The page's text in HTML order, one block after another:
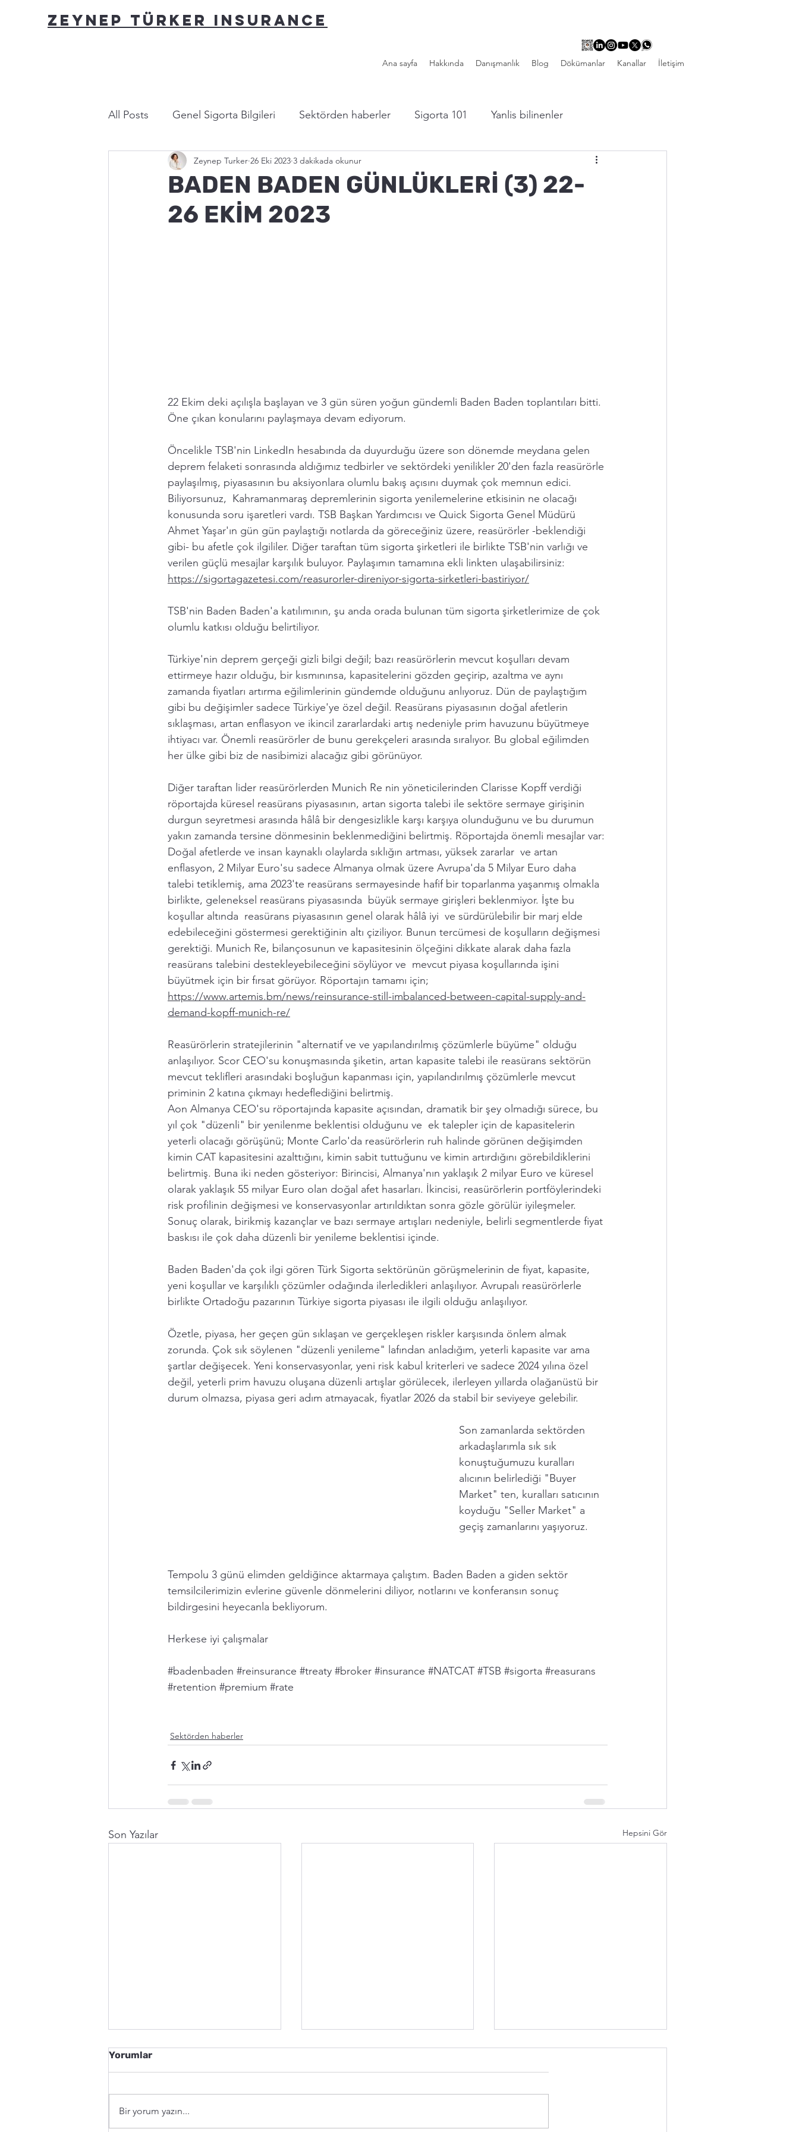
ZEYNEP TÜRKER INSURANCE
Ana sayfa Hakkında Danışmanlık Blog Dökümanlar Kanallar İletişim
All Posts Genel Sigorta Bilgileri Sektörden haberler Sigorta 101 Yanlis bilinenler
Yasa ve Mevzuat Bu nasıl sigorta? Yazardan...
BADEN BADEN GÜNLÜKLERİ (3) 22-
26 EKİM 2023
Zeynep Turker 26 Eki 2023 3 dakikada okunur
22 Ekim deki açılışla başlayan ve 3 gün süren yoğun gündemli Baden Baden toplantıları bitti.
Öne çıkan konularını paylaşmaya devam ediyorum.
Öncelikle TSB'nin LinkedIn hesabında da duyurduğu üzere son dönemde meydana gelen
deprem felaketi sonrasında aldığımız tedbirler ve sektördeki yenilikler 20'den fazla reasürörle
paylaşılmış, piyasasının bu aksiyonlara olumlu bakış açısını duymak çok memnun edici.
Biliyorsunuz,  Kahramanmaraş depremlerinin sigorta yenilemelerine etkisinin ne olacağı
konusunda soru işaretleri vardı. TSB Başkan Yardımcısı ve Quick Sigorta Genel Müdürü
Ahmet Yaşar'ın gün gün paylaştığı notlarda da göreceğiniz üzere, reasürörler -beklendiği
gibi- bu afetle çok ilgililer. Diğer taraftan tüm sigorta şirketleri ile birlikte TSB'nin varlığı ve
verilen güçlü mesajlar karşılık buluyor. Paylaşımın tamamına ekli linkten ulaşabilirsiniz:
https://sigortagazetesi.com/reasurorler-direniyor-sigorta-sirketleri-bastiriyor/
TSB'nin Baden Baden'a katılımının, şu anda orada bulunan tüm sigorta şirketlerimize de çok
olumlu katkısı olduğu belirtiliyor.
Türkiye'nin deprem gerçeği gizli bilgi değil; bazı reasürörlerin mevcut koşulları devam
ettirmeye hazır olduğu, bir kısmınınsa, kapasitelerini gözden geçirip, azaltma ve aynı
zamanda fiyatları artırma eğilimlerinin gündemde olduğunu anlıyoruz. Dün de paylaştığım
gibi bu değişimler sadece Türkiye'ye özel değil. Reasürans piyasasının doğal afetlerin
sıklaşması, artan enflasyon ve ikincil zararlardaki artış nedeniyle prim havuzunu büyütmeye
ihtiyacı var. Önemli reasürörler de bunu gerekçeleri arasında sıralıyor. Bu global eğilimden
her ülke gibi biz de nasibimizi alacağız gibi görünüyor.
Diğer taraftan lider reasürörlerden Munich Re nin yöneticilerinden Clarisse Kopff verdiği
röportajda küresel reasürans piyasasının, artan sigorta talebi ile sektöre sermaye girişinin
durgun seyretmesi arasında hâlâ bir dengesizlikle karşı karşıya olunduğunu ve bu durumun
yakın zamanda tersine dönmesinin beklenmediğini belirtmiş. Röportajda önemli mesajlar var:
Doğal afetlerde ve insan kaynaklı olaylarda sıklığın artması, yüksek zararlar  ve artan
enflasyon, 2 Milyar Euro'su sadece Almanya olmak üzere Avrupa'da 5 Milyar Euro daha
talebi tetiklemiş, ama 2023'te reasürans sermayesinde hafif bir toparlanma yaşanmış olmakla
birlikte, geleneksel reasürans piyasasında  büyük sermaye girişleri beklenmiyor. İşte bu
koşullar altında  reasürans piyasasının genel olarak hâlâ iyi  ve sürdürülebilir bir marj elde
edebileceğini göstermesi gerektiğinin altı çiziliyor. Bunun tercümesi de koşulların değişmesi
gerektiği. Munich Re, bilançosunun ve kapasitesinin ölçeğini dikkate alarak daha fazla
reasürans talebini destekleyebileceğini söylüyor ve  mevcut piyasa koşullarında işini
büyütmek için bir fırsat görüyor. Röportajın tamamı için;
https://www.artemis.bm/news/reinsurance-still-imbalanced-between-capital-supply-and-
demand-kopff-munich-re/
Reasürörlerin stratejilerinin "alternatif ve ve yapılandırılmış çözümlerle büyüme" olduğu
anlaşılıyor. Scor CEO'su konuşmasında şiketin, artan kapasite talebi ile reasürans sektörün
mevcut teklifleri arasındaki boşluğun kapanması için, yapılandırılmış çözümlerle mevcut
priminin 2 katına çıkmayı hedeflediğini belirtmiş.
Aon Almanya CEO'su röportajında kapasite açısından, dramatik bir şey olmadığı sürece, bu
yıl çok "düzenli" bir yenilenme beklentisi olduğunu ve  ek talepler için de kapasitelerin
yeterli olacağı görüşünü; Monte Carlo'da reasürörlerin ruh halinde görünen değişimden
kimin CAT kapasitesini azalttığını, kimin sabit tuttuğunu ve kimin artırdığını görebildiklerini
belirtmiş. Buna iki neden gösteriyor: Birincisi, Almanya'nın yaklaşık 2 milyar Euro ve küresel
olarak yaklaşık 55 milyar Euro olan doğal afet hasarları. İkincisi, reasürörlerin portföylerindeki
risk profilinin değişmesi ve konservasyonlar artırıldıktan sonra gözle görülür iyileşmeler.
Sonuç olarak, birikmiş kazançlar ve bazı sermaye artışları nedeniyle, belirli segmentlerde fiyat
baskısı ile çok daha düzenli bir yenileme beklentisi içinde.
Baden Baden'da çok ilgi gören Türk Sigorta sektörünün görüşmelerinin de fiyat, kapasite,
yeni koşullar ve karşılıklı çözümler odağında ilerledikleri anlaşılıyor. Avrupalı reasürörlerle
birlikte Ortadoğu pazarının Türkiye sigorta piyasası ile ilgili olduğu anlaşılıyor.
Özetle, piyasa, her geçen gün sıklaşan ve gerçekleşen riskler karşısında önlem almak
zorunda. Çok sık söylenen "düzenli yenileme" lafından anladığım, yeterli kapasite var ama
şartlar değişecek. Yeni konservasyonlar, yeni risk kabul kriterleri ve sadece 2024 yılına özel
değil, yeterli prim havuzu oluşana düzenli artışlar görülecek, ilerleyen yıllarda olağanüstü bir
durum olmazsa, piyasa geri adım atmayacak, fiyatlar 2026 da stabil bir seviyeye gelebilir.
Son zamanlarda sektörden
arkadaşlarımla sık sık
konuştuğumuzu kuralları
alıcının belirlediği "Buyer
Market" ten, kuralları satıcının
koyduğu "Seller Market" a
geçiş zamanlarını yaşıyoruz.
Tempolu 3 günü elimden geldiğince aktarmaya çalıştım. Baden Baden a giden sektör
temsilcilerimizin evlerine güvenle dönmelerini diliyor, notlarını ve konferansın sonuç
bildirgesini heyecanla bekliyorum.
Herkese iyi çalışmalar
#badenbaden #reinsurance #treaty #broker #insurance #NATCAT #TSB #sigorta #reasurans
#retention #premium #rate
Sektörden haberler
Son Yazılar Hepsini Gör
Yorumlar
Bir yorum yazın...